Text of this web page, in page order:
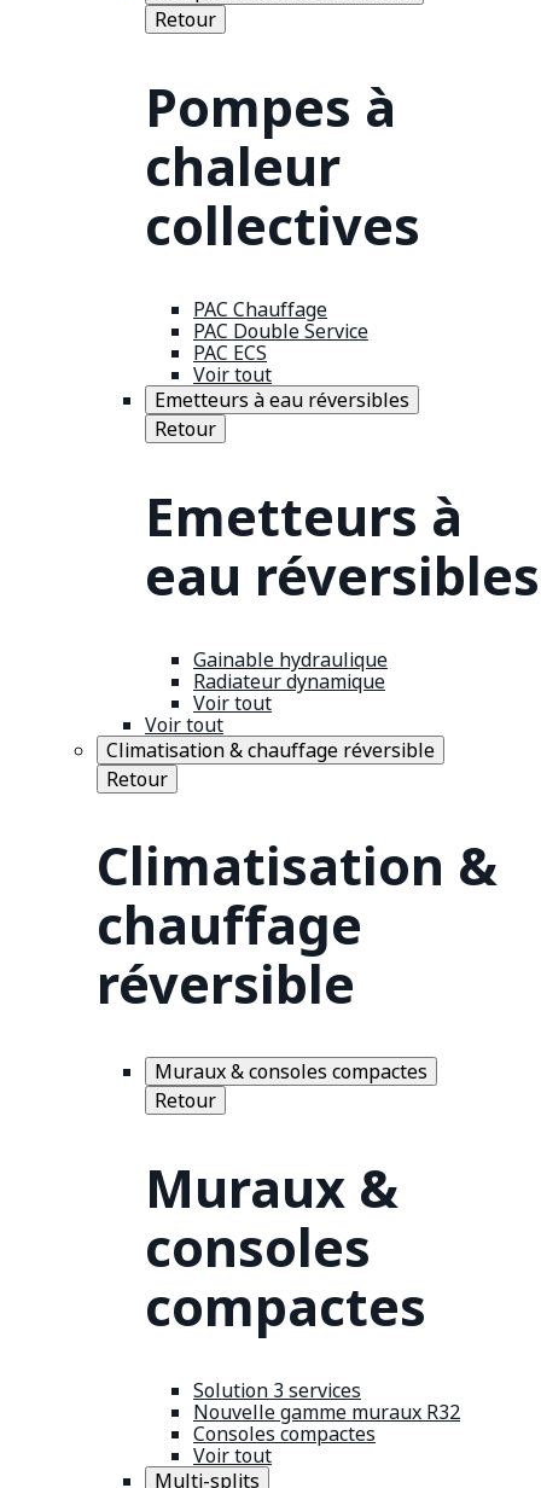
Retour
Pompes à
chaleur
collectives
PAC Chauffage
PAC Double Service
PAC ECS
Voir tout
Emetteurs à eau réversibles
Retour
Emetteurs à
eau réversibles
Gainable hydraulique
Radiateur dynamique
Voir tout
Voir tout
Climatisation & chauffage réversible
Retour
Climatisation &
chauffage
réversible
Muraux & consoles compactes
Retour
Muraux &
consoles
compactes
Solution 3 services
Nouvelle gamme muraux R32
Consoles compactes
Voir tout
Multi-splits